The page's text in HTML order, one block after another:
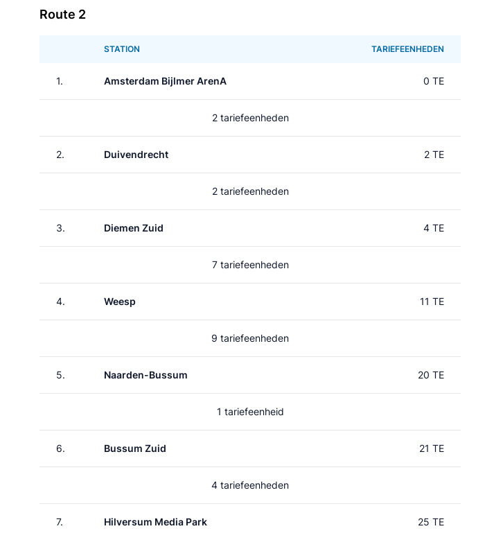
Route 2
STATION TARIEFEENHEDEN
1. Amsterdam Bijlmer ArenA 0 TE
2 tariefeenheden
2. Duivendrecht 2 TE
2 tariefeenheden
3. Diemen Zuid 4 TE
7 tariefeenheden
4. Weesp 11 TE
9 tariefeenheden
5. Naarden-Bussum 20 TE
1 tariefeenheid
6. Bussum Zuid 21 TE
4 tariefeenheden
7. Hilversum Media Park 25 TE